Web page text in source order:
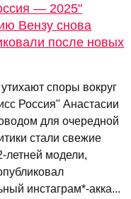
— 2025"
Вензу снова
после новых
споры вокруг
Россия" Анастасии
для очередной
стали свежие
летней модели,
инстаграм*-акка...